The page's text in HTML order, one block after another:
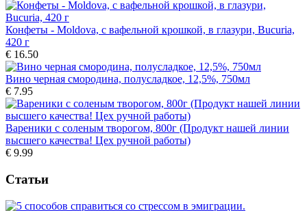
Конфеты - Moldova, с вафельной крошкой, в глазури, Bucuria,
420 г
€ 16.50
Вино черная смородина, полусладкое, 12,5%, 750мл
€ 7.95
Вареники с соленым творогом, 800г (Продукт нашей линии
высшего качества! Цех ручной работы)
€ 9.99
Статьи